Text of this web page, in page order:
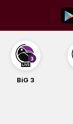
content
BiG 3